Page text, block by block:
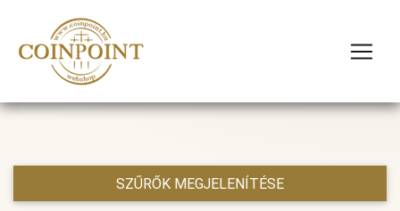
SZŰRŐK MEGJELENÍTÉSE